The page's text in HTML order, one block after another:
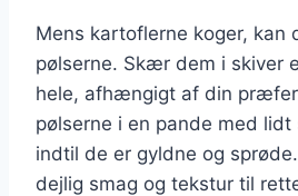
Mens kartoflerne koger, kan
pølserne. Skær dem i skiver
hele, afhængigt af din
pølserne i en pande med lidt
indtil de er gyldne og
dejlig smag og tekstur til